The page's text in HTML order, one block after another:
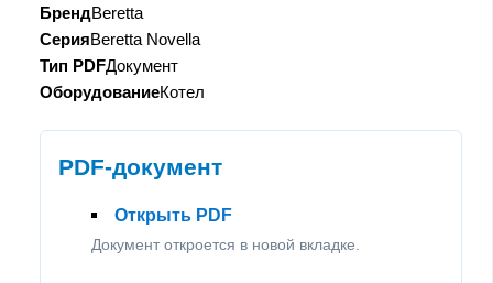
БрендBeretta
СерияBeretta Novella
Тип PDFДокумент
ОборудованиеКотел
PDF-документ
Открыть PDF
Документ откроется в новой вкладке.